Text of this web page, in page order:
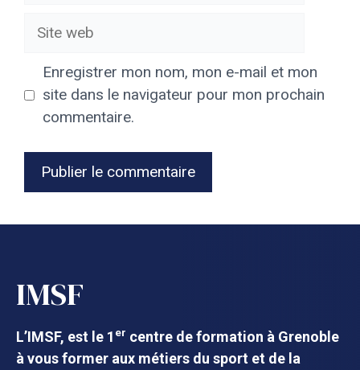
Site
Enregistrer mon nom, mon e-mail et mon
site dans le navigateur pour mon prochain
commentaire.
IMSF
L’IMSF, est le 1 er centre de formation à Grenoble
à vous former aux métiers du sport et de la